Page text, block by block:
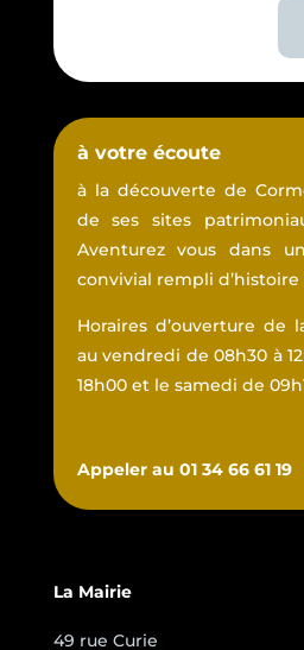
à votre écoute
à la découverte de
de ses sites
Aventurez vous dans
convivial rempli d’histoire
Horaires d’ouverture de
au vendredi de 08h30 à
18h00 et le samedi de
Appeler au 01 34 66 61 19
La Mairie
49 rue Curie